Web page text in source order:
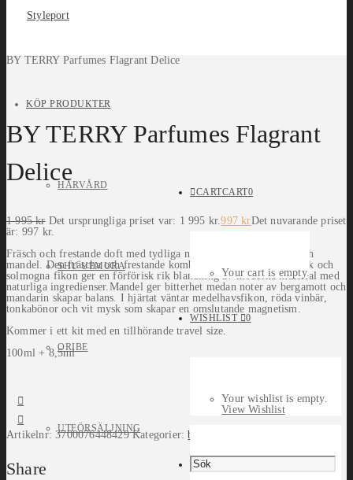
KÖP PRODUKTER
HÅRVÅRD
SHU UEMURA
ORIBE
UTFÖRSÄLJNING
CARTCART0
Your cart is empty.
WISHLIST 0
Your wishlist is empty.
View Wishlist
BY TERRY Parfumes Flagrant Delice
BY TERRY Parfumes Flagrant
Delice
1 995kr Det ursprungliga priset var: 1 995 kr.997krDet nuvarande priset
är: 997 kr.
Fräsch och frestande doft med tydliga noter av solvarma fikon och
mandel. Den fräscha och frestande kombinationen av mandelmjölk och
solmogna fikon ger en förförisk rik blandning av moderna material med
naturliga ingredienser.Mandel ger bitterhet medan noter av bergamott och
mandarin skapar balans. I hjärtat väntar medelhavsfikon, röda vinbär,
tonkabönor och vit mysk som skapar en omslutande magnetism.
Kommer i ett kit med en tillhörande travel size.
100ml + 8,5ml
Artikelnr:3700076448429 Kategorier:by Terry
Share